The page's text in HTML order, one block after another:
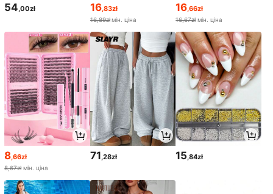
54,00zł 16,83zł
16,89złмін. ціна
16,66zł
16,67zł мін. ціна
8,66zł
8,67zł мін. ціна
71,28zł 15,84zł